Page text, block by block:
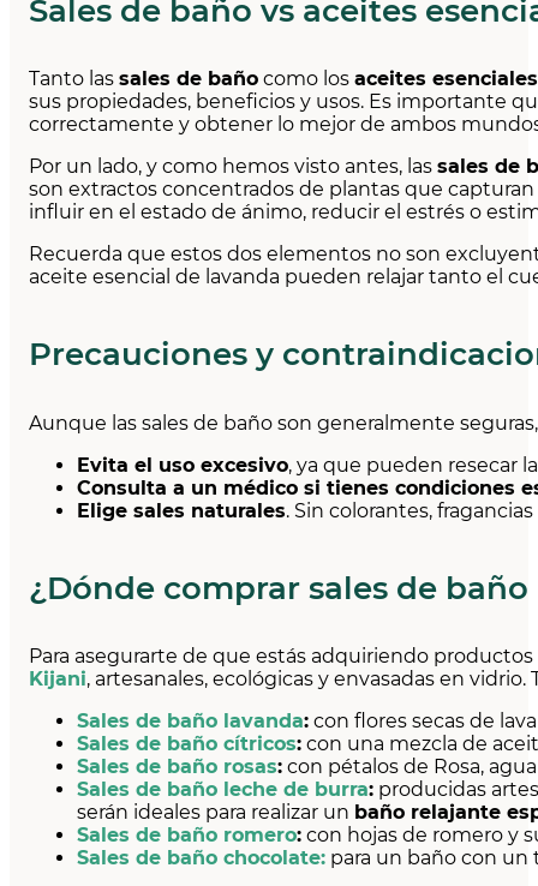
Sales de baño vs aceites
Tanto las sales de baño como los aceites esenciales
sus propiedades, beneficios y usos. Es importante
correctamente y obtener lo mejor de ambos
Por un lado, y como hemos visto antes, las sales de
son extractos concentrados de plantas que
influir en el estado de ánimo, reducir el estrés o
Recuerda que estos dos elementos no son
aceite esencial de lavanda pueden relajar tanto el
Precauciones y
Aunque las sales de baño son generalmente
Evita el uso excesivo, ya que pueden resecar
Consulta a un médico si tienes condiciones
Elige sales naturales. Sin colorantes,
¿Dónde comprar sales de
Para asegurarte de que estás adquiriendo
Kijani, artesanales, ecológicas y envasadas en vidrio.
Sales de baño lavanda: con flores secas de
Sales de baño cítricos: con una mezcla de
Sales de baño rosas: con pétalos de Rosa,
Sales de baño leche de burra: producidas
serán ideales para realizar un baño relajante
Sales de baño romero: con hojas de romero y
Sales de baño chocolate: para un baño con